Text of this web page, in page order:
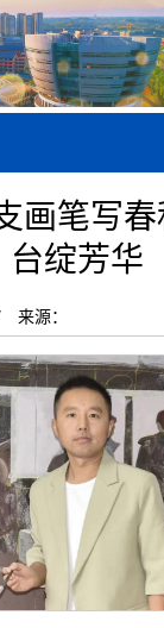
画笔写
台绽芳华
来源：